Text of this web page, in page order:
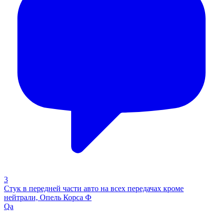
3
Стук в передней части авто на всех передачах кроме
нейтрали, Опель Корса Ф
Qa